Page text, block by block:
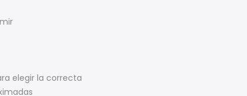
elegir la correcta